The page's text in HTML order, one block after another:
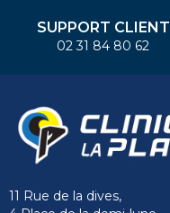
SUPPORT CLIENT
02 31 84 80 62
11 Rue de la dives,